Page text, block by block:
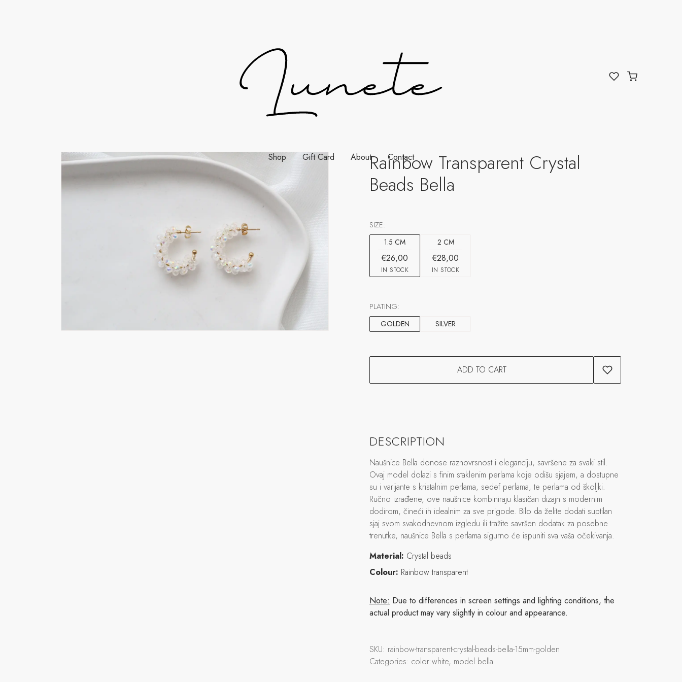
Shop Gift Card About Contact
Rainbow Transparent Crystal
Beads Bella
SIZE:
1.5 CM
€26,00
IN STOCK
2 CM
€28,00
IN STOCK
PLATING:
GOLDEN
SILVER
ADD TO CART
DESCRIPTION
Naušnice Bella donose raznovrsnost i eleganciju, savršene za svaki stil.
Ovaj model dolazi s finim staklenim perlama koje odišu sjajem, a dostupne
su i varijante s kristalnim perlama, sedef perlama, te perlama od školjki.
Ručno izrađene, ove naušnice kombiniraju klasičan dizajn s modernim
dodirom, čineći ih idealnim za sve prigode. Bilo da želite dodati suptilan
sjaj svom svakodnevnom izgledu ili tražite savršen dodatak za posebne
trenutke, naušnice Bella s perlama sigurno će ispuniti sva vaša očekivanja.
Material: Crystal beads
Colour: Rainbow transparent
Note: Due to differences in screen settings and lighting conditions, the
actual product may vary slightly in colour and appearance.
SKU: rainbow-transparent-crystal-beads-bella-15mm-golden
Categories: color:white, model:bella